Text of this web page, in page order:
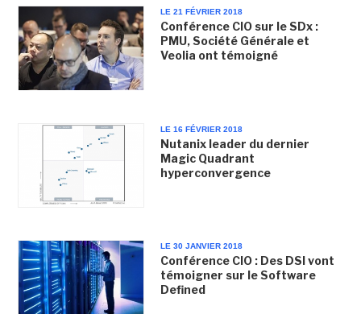
LE 21 FÉVRIER 2018
Conférence CIO sur le SDx :
PMU, Société Générale et
Veolia ont témoigné
LE 16 FÉVRIER 2018
Nutanix leader du dernier
Magic Quadrant
hyperconvergence
LE 30 JANVIER 2018
Conférence CIO : Des DSI vont
témoigner sur le Software
Defined